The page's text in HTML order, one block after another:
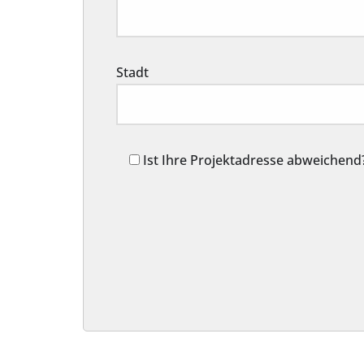
Stadt
Ist Ihre Projektadresse
Alternative: